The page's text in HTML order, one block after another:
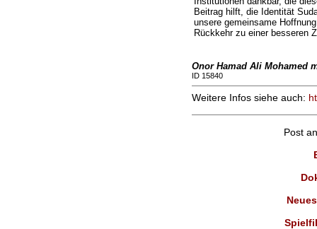
Beitrag hilft, die Identität
unsere gemeinsame
Rückkehr zu einer besseren
Onor Hamad Ali Mohamed
ID 15840
Weitere Infos siehe auch:
Post